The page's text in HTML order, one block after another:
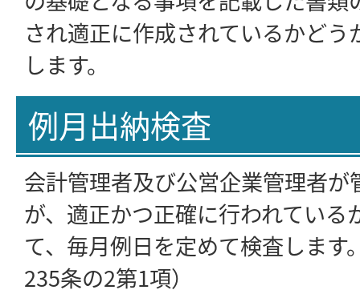
され適正に作成されているかど
します。
例月出納検査
会計管理者及び公営企業管理者
が、適正かつ正確に行われている
て、毎月例日を定めて検査します
235条の2第1項）